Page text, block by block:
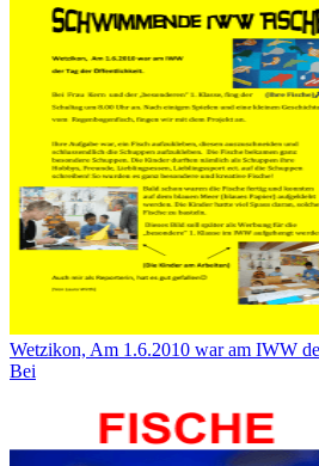
Wetzikon, Am 1.6.2010 war am IWW
Bei